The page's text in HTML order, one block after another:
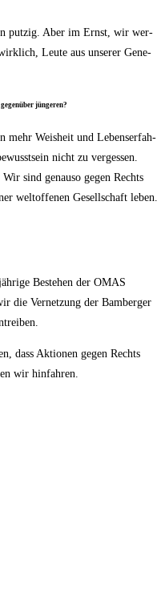
put­zig. Aber im Ernst, wir wer­
Leu­te aus unse­rer Gene­
jüngeren?
mehr Weis­heit und Lebens­er­fah­
nicht zu ver­ges­sen.
sind genau­so gegen Rechts
welt­of­fe­nen Gesell­schaft leben.
Bestehen der OMAS
die Ver­net­zung der Bam­ber­ger
dass Aktio­nen gegen Rechts
wir hinfahren.